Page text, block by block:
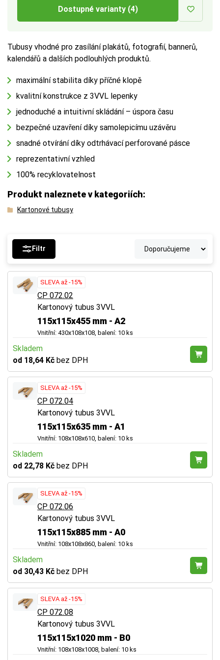
Dostupné varianty (4)
Tubusy vhodné pro zasílání plakátů, fotografií, bannerů,
kalendářů a dalších podlouhlých produktů.
maximální stabilita díky příčné klopě
kvalitní konstrukce z 3VVL lepenky
jednoduché a intuitivní skládání – úspora času
bezpečné uzavření díky samolepicímu uzávěru
snadné otvírání díky odtrhávací perforované pásce
reprezentativní vzhled
100% recyklovatelnost
Produkt naleznete v kategoriích:
Kartonové tubusy
Filtr
SLEVA až -15%
CP 072.02
Kartonový tubus 3VVL
115x115x455 mm - A2
Vnitřní: 430x108x108, balení: 10 ks
Skladem
od 18,64 Kč bez DPH
SLEVA až -15%
CP 072.04
Kartonový tubus 3VVL
115x115x635 mm - A1
Vnitřní: 108x108x610, balení: 10 ks
Skladem
od 22,78 Kč bez DPH
SLEVA až -15%
CP 072.06
Kartonový tubus 3VVL
115x115x885 mm - A0
Vnitřní: 108x108x860, balení: 10 ks
Skladem
od 30,43 Kč bez DPH
SLEVA až -15%
CP 072.08
Kartonový tubus 3VVL
115x115x1020 mm - B0
Vnitřní: 108x108x1008, balení: 10 ks
a vnitřním rozměrem až1 cmna každé straně.
BUTTON:Jak vybrat krabici